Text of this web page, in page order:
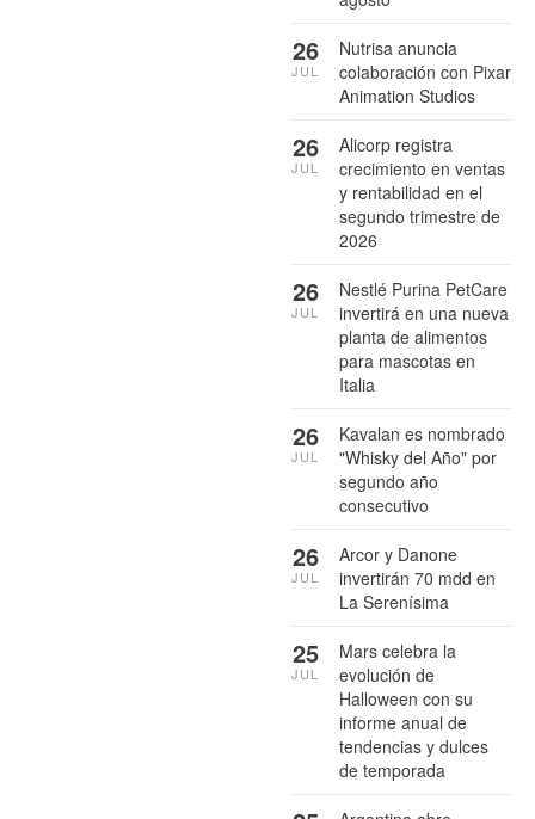
Nutrisa anuncia
colaboración con Pixar
Animation Studios
26
JUL
Alicorp registra
crecimiento en ventas
y rentabilidad en el
segundo trimestre de
2026
26
JUL
Nestlé Purina PetCare
invertirá en una nueva
planta de alimentos
para mascotas en
Italia
26
JUL
Kavalan es nombrado
"Whisky del Año" por
segundo año
consecutivo
26
JUL
Arcor y Danone
invertirán 70 mdd en
La Serenísima
26
JUL
Mars celebra la
evolución de
Halloween con su
informe anual de
tendencias y dulces
de temporada
25
JUL